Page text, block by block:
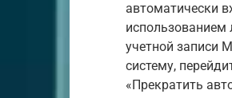
автоматически
использованием
учетной записи
систему,
«Прекратить